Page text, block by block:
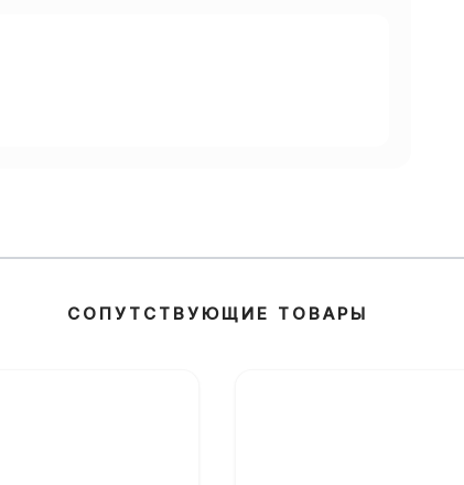
СОПУТСТВУЮЩИЕ ТОВАРЫ